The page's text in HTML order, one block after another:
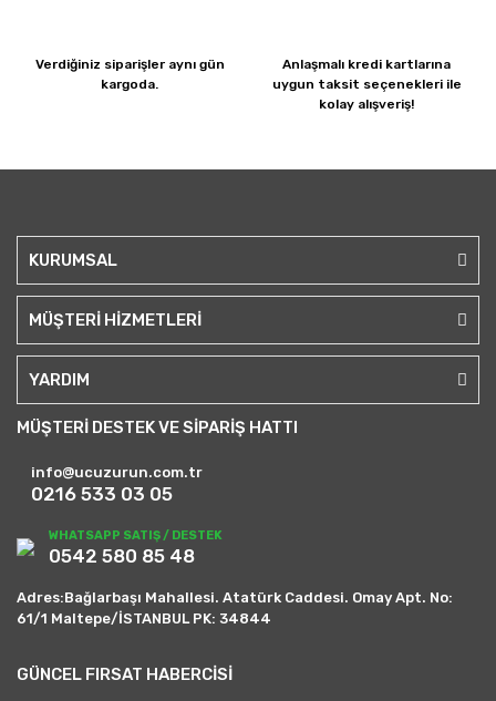
Verdiğiniz siparişler aynı gün
kargoda.
Anlaşmalı kredi kartlarına
uygun taksit seçenekleri ile
kolay alışveriş!
KURUMSAL
MÜŞTERİ HİZMETLERİ
YARDIM
MÜŞTERİ DESTEK VE SİPARİŞ HATTI
info@ucuzurun.com.tr
0216 533 03 05
WHATSAPP SATIŞ / DESTEK
0542 580 85 48
Adres:Bağlarbaşı Mahallesi. Atatürk Caddesi. Omay Apt. No:
61/1 Maltepe/İSTANBUL PK: 34844
GÜNCEL FIRSAT HABERCİSİ